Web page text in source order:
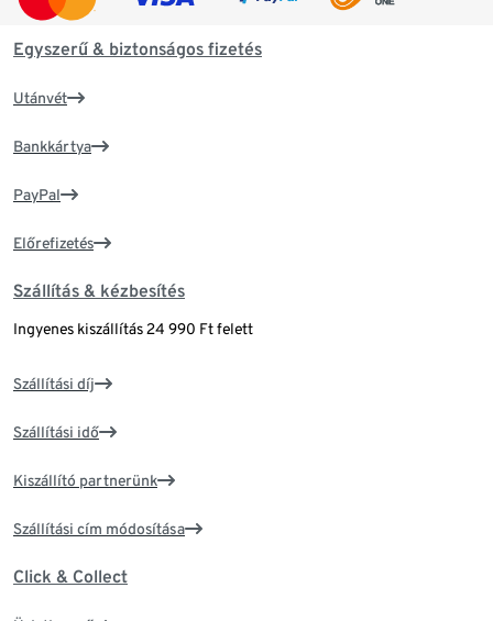
Egyszerű & biztonságos fizetés
Utánvét
Bankkártya
PayPal
Előrefizetés
Szállítás & kézbesítés
Ingyenes kiszállítás 24 990 Ft felett
Szállítási díj
Szállítási idő
Kiszállító partnerünk
Szállítási cím módosítása
Click & Collect